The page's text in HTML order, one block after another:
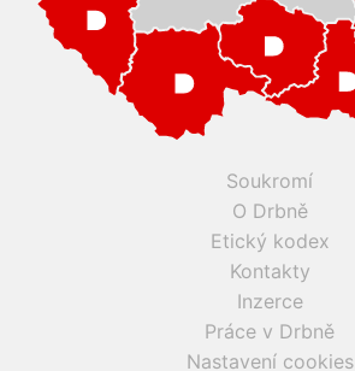
Soukromí
O Drbně
Etický kodex
Kontakty
Inzerce
Práce v Drbně
Nastavení cookies